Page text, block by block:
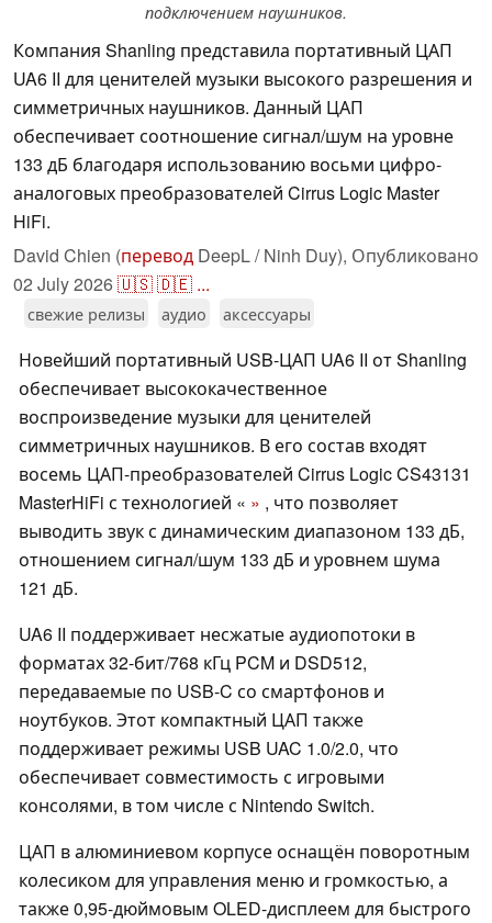
подключением наушников.
Компания Shanling представила портативный ЦАП
UA6 II для ценителей музыки высокого разрешения и
симметричных наушников. Данный ЦАП
обеспечивает соотношение сигнал/шум на уровне
133 дБ благодаря использованию восьми цифро-
аналоговых преобразователей Cirrus Logic Master
HiFi.
David Chien (перевод DeepL / Ninh Duy), Опубликовано
02 July 2026🇺🇸🇩🇪 ...
свежие релизы аудио аксессуары
Новейший портативный USB-ЦАП UA6 II от Shanling
обеспечивает высококачественное
воспроизведение музыки для ценителей
симметричных наушников. В его состав входят
восемь ЦАП-преобразователей Cirrus Logic CS43131
MasterHiFi с технологией « » , что позволяет
выводить звук с динамическим диапазоном 133 дБ,
отношением сигнал/шум 133 дБ и уровнем шума
121 дБ.
UA6 II поддерживает несжатые аудиопотоки в
форматах 32-бит/768 кГц PCM и DSD512,
передаваемые по USB-C со смартфонов и
ноутбуков. Этот компактный ЦАП также
поддерживает режимы USB UAC 1.0/2.0, что
обеспечивает совместимость с игровыми
консолями, в том числе с Nintendo Switch.
ЦАП в алюминиевом корпусе оснащён поворотным
колесиком для управления меню и громкостью, а
также 0,95-дюймовым OLED-дисплеем для быстрого